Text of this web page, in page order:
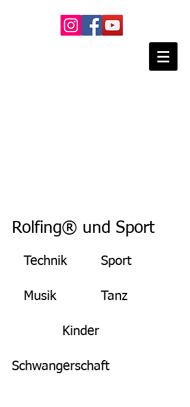
Rolfing® und Sport
Technik
Musik
Sport
Tanz
Kinder
Schwangerschaft